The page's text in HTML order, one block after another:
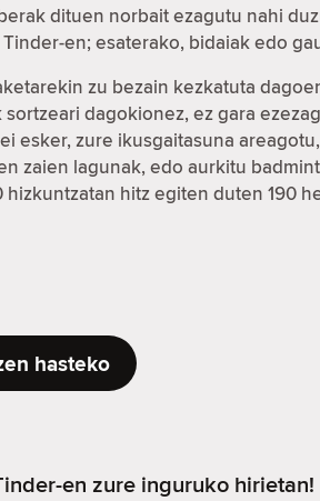
dituen norbait ezagutu nahi
en; esaterako, bidaiak edo
zu bezain kezkatuta
dagokionez, ez gara
zure ikusgaitasuna
zaien lagunak, edo aurkitu
hitz egiten duten 190
hasteko
en zure inguruko hirietan!